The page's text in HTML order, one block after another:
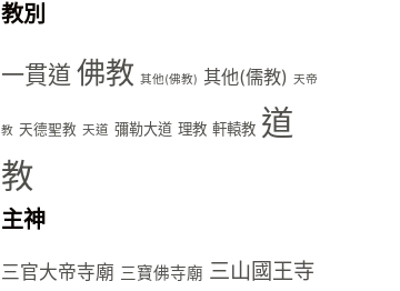
教別
一貫道 佛教 其他(佛教) 其他(儒教) 天帝
教 天德聖教 天道 彌勒大道 理教 軒轅教 道
教
主神
三官大帝寺廟 三寶佛寺廟 三山國王寺